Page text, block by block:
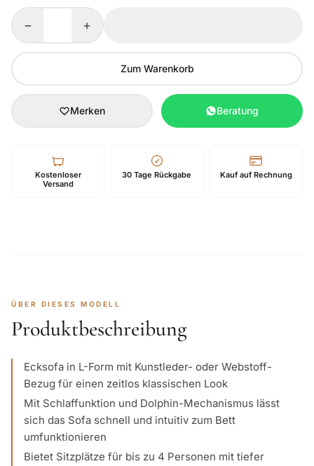
− +
Zum Warenkorb
Merken Beratung
Kostenloser
Versand
30 Tage Rückgabe Kauf auf Rechnung
ÜBER DIESES MODELL
Produktbeschreibung
Ecksofa in L-Form mit Kunstleder- oder Webstoff-
Bezug für einen zeitlos klassischen Look
Mit Schlaffunktion und Dolphin-Mechanismus lässt
sich das Sofa schnell und intuitiv zum Bett
umfunktionieren
Bietet Sitzplätze für bis zu 4 Personen mit tiefer